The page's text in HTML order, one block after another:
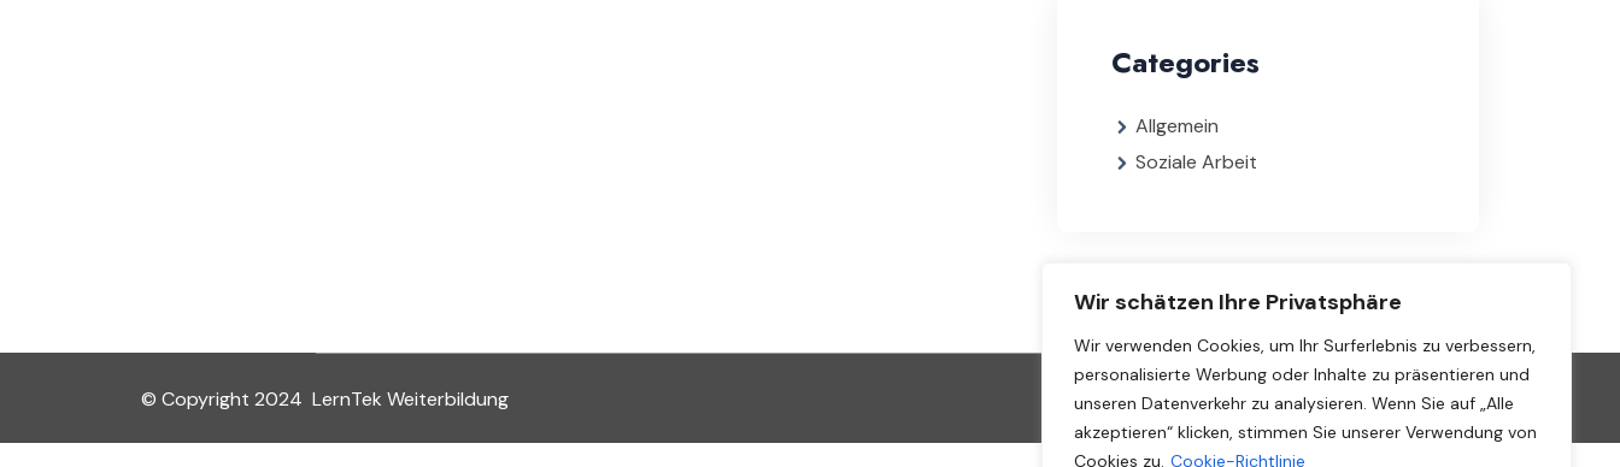
Wir schätzen Ihre Privatsphäre
Wir verwenden Cookies, um Ihr Surferlebnis zu verbessern,
personalisierte Werbung oder Inhalte zu präsentieren und
unseren Datenverkehr zu analysieren. Wenn Sie auf „Alle
akzeptieren“ klicken, stimmen Sie unserer Verwendung von
Cookies zu. Cookie-Richtlinie
Categories
Allgemein
Soziale Arbeit
© Copyright 2024 LernTek Weiterbildung Impressum Datenschutz Kontakt